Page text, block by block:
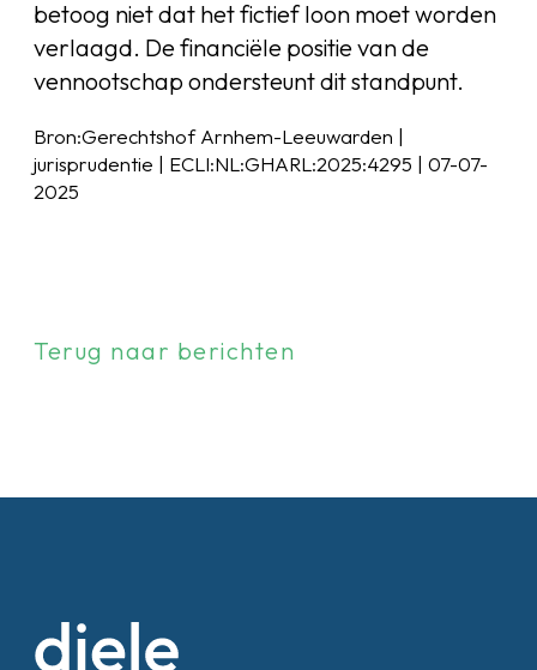
betoog niet dat het fictief loon moet worden
verlaagd. De financiële positie van de
vennootschap ondersteunt dit standpunt.
Bron:Gerechtshof Arnhem-Leeuwarden |
jurisprudentie | ECLI:NL:GHARL:2025:4295 | 07-07-
2025
Terug naar berichten